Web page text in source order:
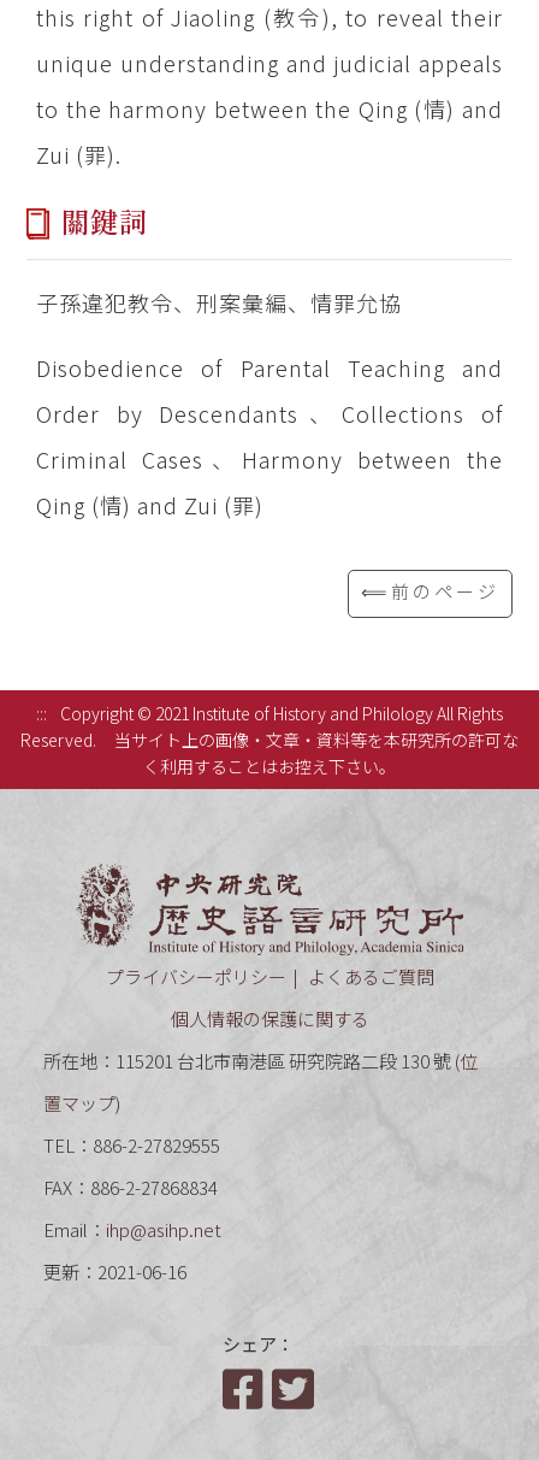
this right of Jiaoling (教令), to reveal their
unique understanding and judicial appeals
to the harmony between the Qing (情) and
Zui (罪).
關鍵詞
子孫違犯教令、刑案彙編、情罪允協
Disobedience of Parental Teaching and
Order by Descendants、Collections of
Criminal Cases、Harmony between the
Qing (情) and Zui (罪)
⟸前のページ
:::
Copyright © 2021 Institute of History and Philology All Rights
Reserved.
当サイト上の画像・文章・資料等を本研究所の許可な
く利用することはお控え下さい。
プライバシーポリシー
よくあるご質問
個人情報の保護に関する
所在地：115201 台北市南港區 研究院路二段 130 號 (位
置マップ)
TEL：886-2-27829555
FAX：886-2-27868834
Email： ihp@asihp.net
更新：2021-06-16
シェア：
Facebook